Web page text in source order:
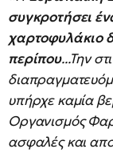
συγκροτήσει
χαρτοφυλάκιο
περίπου...Την
υπήρχε καμία
Οργανισμός
ασφαλές και